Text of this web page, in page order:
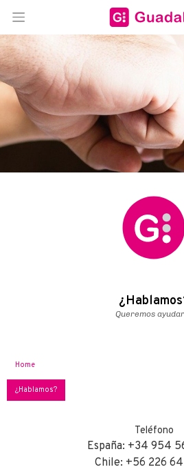
Queremos
Home
¿Hablamos?
Teléfono
España: +34 954
Chile: +56 226